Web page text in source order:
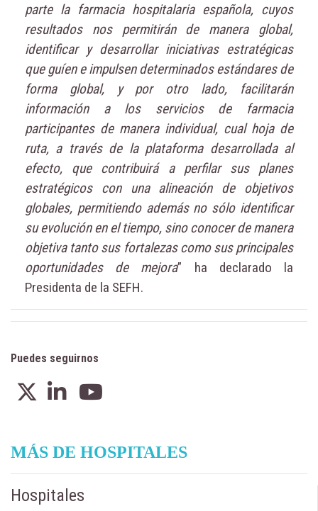
parte la farmacia hospitalaria española, cuyos
resultados nos permitirán de manera global,
identificar y desarrollar iniciativas estratégicas
que guíen e impulsen determinados estándares de
forma global, y por otro lado, facilitarán
información a los servicios de farmacia
participantes de manera individual, cual hoja de
ruta, a través de la plataforma desarrollada al
efecto, que contribuirá a perfilar sus planes
estratégicos con una alineación de objetivos
globales, permitiendo además no sólo identificar
su evolución en el tiempo, sino conocer de manera
objetiva tanto sus fortalezas como sus principales
oportunidades de mejora” ha declarado la
Presidenta de la SEFH.
Puedes seguirnos
MÁS DE HOSPITALES
Hospitales